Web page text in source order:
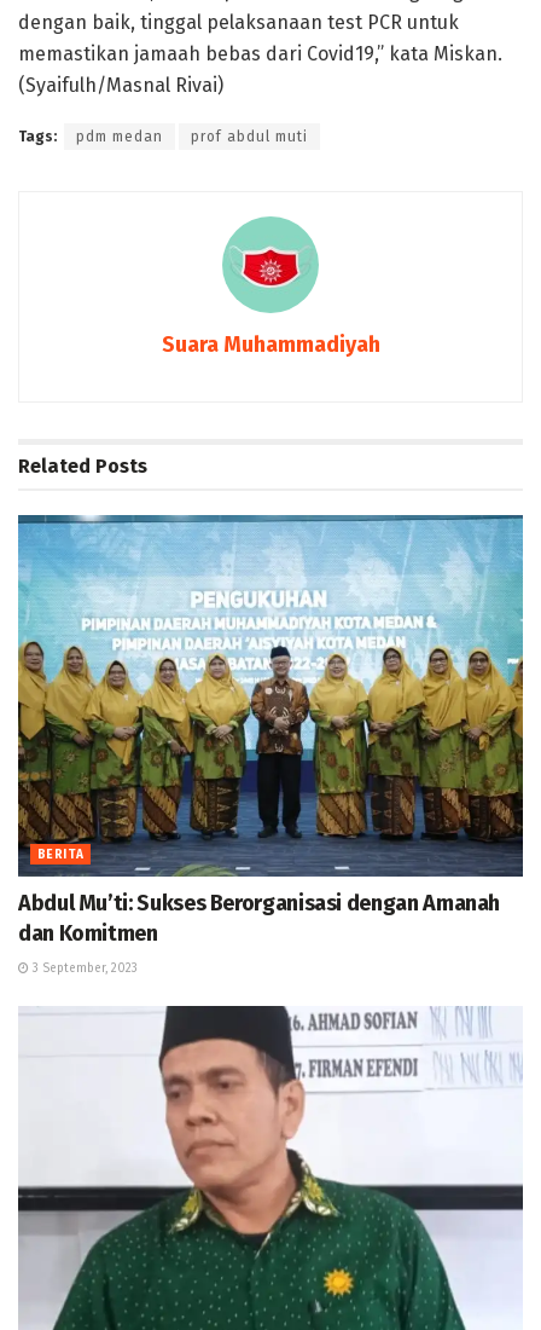
dengan baik, tinggal pelaksanaan test PCR untuk
memastikan jamaah bebas dari Covid19,” kata Miskan.
(Syaifulh/Masnal Rivai)
Tags: pdm medan prof abdul muti
Suara Muhammadiyah
Related Posts
BERITA
Abdul Mu’ti: Sukses Berorganisasi dengan Amanah
dan Komitmen
3 September, 2023